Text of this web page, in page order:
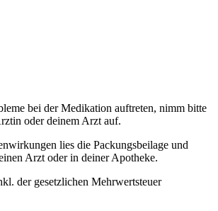
bei der Medikation auftreten, nimm bitte
oder deinem Arzt auf.
lies die Packungsbeilage und
Arzt oder in deiner Apotheke.
der gesetzlichen Mehrwertsteuer